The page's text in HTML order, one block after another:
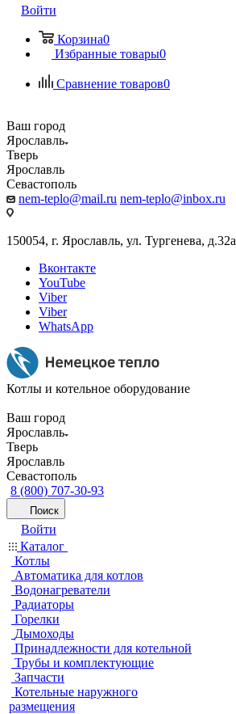
Войти
Корзина0
Избранные товары0
Сравнение товаров0
Ваш город
Ярославль
Тверь
Ярославль
Севастополь
nem-teplo@mail.ru nem-teplo@inbox.ru
150054, г. Ярославль, ул. Тургенева, д.32а
Вконтакте
YouTube
Viber
Viber
WhatsApp
Котлы и котельное оборудование
Ваш город
Ярославль
Тверь
Ярославль
Севастополь
8 (800) 707-30-93
Поиск
Войти
Каталог
Котлы
Автоматика для котлов
Водонагреватели
Радиаторы
Горелки
Дымоходы
Принадлежности для котельной
Трубы и комплектующие
Запчасти
Котельные наружного
размещения